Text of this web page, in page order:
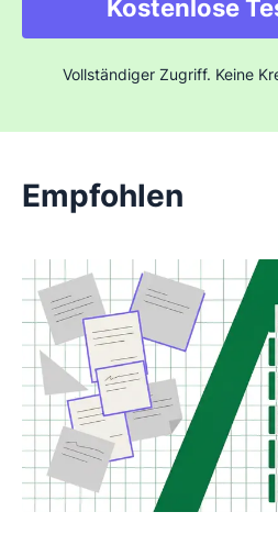
Kostenlose
Vollständiger Zugriff. Keine
Empfohlen